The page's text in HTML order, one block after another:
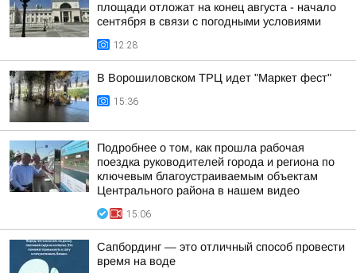
площади отложат на конец августа - начало
сентября в связи с погодными условиями
12:28
В Ворошиловском ТРЦ идет "Маркет фест"
15:36
Подробнее о том, как прошла рабочая
поездка руководителей города и региона по
ключевым благоустраиваемым объектам
Центрального района в нашем видео
15:06
Сапбординг — это отличный способ провести
время на воде